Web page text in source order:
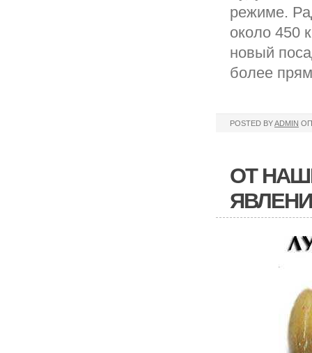
режиме.
около 450
новый
более
POSTED BYADMIN
ОТ